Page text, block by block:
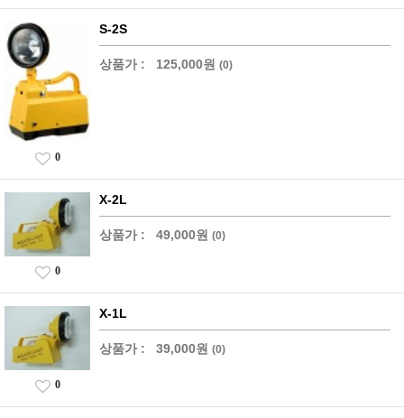
S-2S
상품가 : 125,000원 (0)
0
X-2L
상품가 : 49,000원 (0)
0
X-1L
상품가 : 39,000원 (0)
0